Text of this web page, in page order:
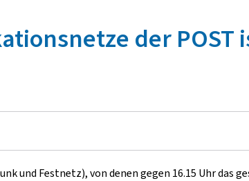
der POST
und Festnetz), von denen gegen 16.15 Uhr das